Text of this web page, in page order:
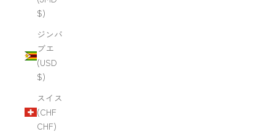
$)
ジンバ
ブエ
(USD
$)
スイス
(CHF
CHF)